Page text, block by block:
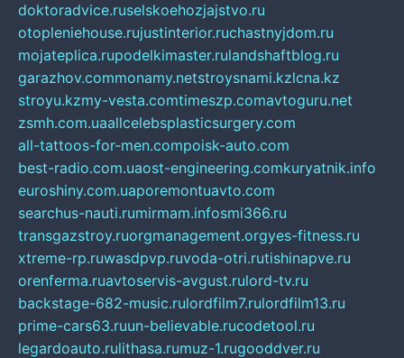
doktoradvice.ruselskoehozjajstvo.ru
otopleniehouse.rujustinterior.ruchastnyjdom.ru
mojateplica.rupodelkimaster.rulandshaftblog.ru
garazhov.commonamy.netstroysnami.kzlcna.kz
stroyu.kzmy-vesta.comtimeszp.comavtoguru.net
zsmh.com.uaallcelebsplasticsurgery.com
all-tattoos-for-men.compoisk-auto.com
best-radio.com.uaost-engineering.comkuryatnik.info
euroshiny.com.uaporemontuavto.com
searchus-nauti.rumirmam.infosmi366.ru
transgazstroy.ruorgmanagement.orgyes-fitness.ru
xtreme-rp.ruwasdpvp.ruvoda-otri.rutishinapve.ru
orenferma.ruavtoservis-avgust.rulord-tv.ru
backstage-682-music.rulordfilm7.rulordfilm13.ru
prime-cars63.ruun-believable.rucodetool.ru
legardoauto.rulithasa.rumuz-1.rugooddver.ru